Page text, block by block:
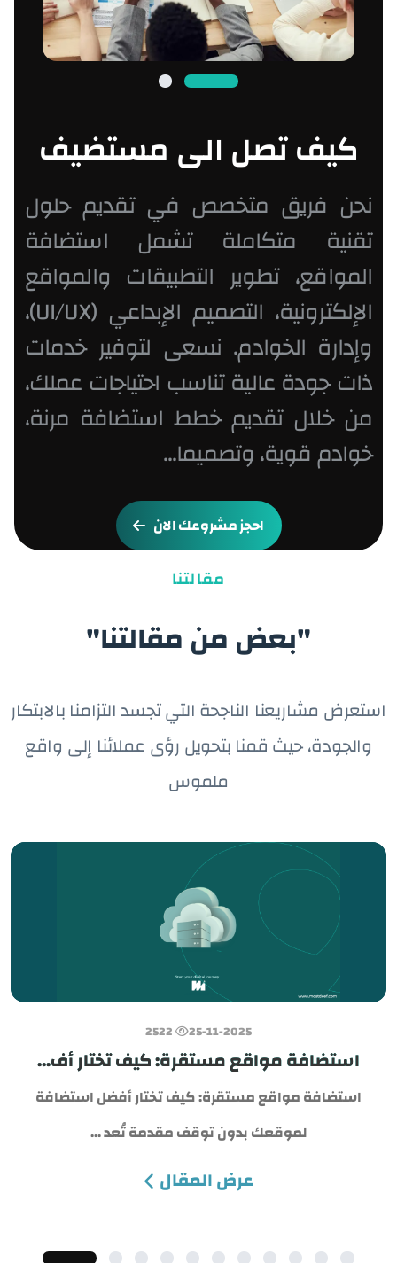
كيف تصل الى مستضيف
نحن فريق متخصص في تقديم حلول
تقنية متكاملة تشمل استضافة
المواقع، تطوير التطبيقات والمواقع
الإلكترونية، التصميم الإبداعي (UI/UX)،
وإدارة الخوادم. نسعى لتوفير خدمات
ذات جودة عالية تناسب احتياجات عملك،
من خلال تقديم خطط استضافة مرنة،
خوادم قوية، وتصميما...
احجز مشروعك الان
مقالتنا
"بعض من مقالتنا"
استعرض مشاريعنا الناجحة التي تجسد التزامنا بالابتكار
والجودة، حيث قمنا بتحويل رؤى عملائنا إلى واقع
ملموس
25-11-2025
2522
استضافة مواقع مستقرة: كيف تختار أف...
استضافة مواقع مستقرة: كيف تختار أفضل استضافة
لموقعك بدون توقف مقدمة تُعد ...
عرض المقال